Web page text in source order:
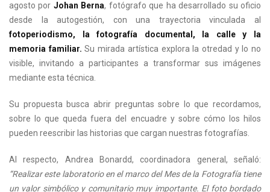
agosto por Johan Berna, fotógrafo que ha desarrollado su oficio
desde la autogestión, con una trayectoria vinculada al
fotoperiodismo, la fotografía documental, la calle y la
memoria familiar. Su mirada artística explora la otredad y lo no
visible, invitando a participantes a transformar sus imágenes
mediante esta técnica.
Su propuesta busca abrir preguntas sobre lo que recordamos,
sobre lo que queda fuera del encuadre y sobre cómo los hilos
pueden reescribir las historias que cargan nuestras fotografías.
Al respecto, Andrea Bonardd, coordinadora general, señaló:
“Realizar este laboratorio en el marco del Mes de la Fotografía tiene
un valor simbólico y comunitario muy importante. El foto bordado